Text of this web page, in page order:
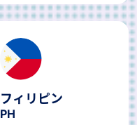
フィリピン
PH